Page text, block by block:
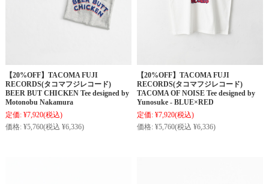
【20%OFF】TACOMA FUJI
RECORDS(タコマフジレコード)
BEER BUT CHICKEN Tee designed by
Motonobu Nakamura
定価: ¥7,920(税込)
価格: ¥5,760(税込 ¥6,336)
【20%OFF】TACOMA FUJI
RECORDS(タコマフジレコード)
TACOMA OF NOISE Tee designed by
Yunosuke - BLUE×RED
定価: ¥7,920(税込)
価格: ¥5,760(税込 ¥6,336)